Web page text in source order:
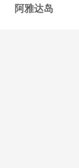
阿雅达岛